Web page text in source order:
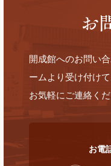
お
開成館へのお問い
ームより受け付けて
お気軽にご連絡くだ
お電